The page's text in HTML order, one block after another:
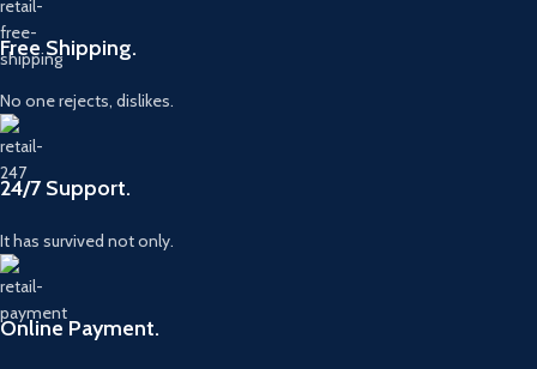
Free Shipping.
No one rejects, dislikes.
24/7 Support.
It has survived not only.
Online Payment.